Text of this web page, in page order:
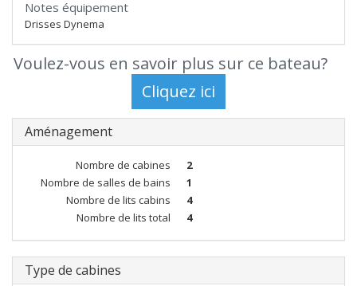
Notes équipement
Drisses Dynema
Voulez-vous en savoir plus sur ce bateau?
Aménagement
Nombre de cabines
2
Nombre de salles de bains
1
Nombre de lits cabins
4
Nombre de lits total
4
Type de cabines